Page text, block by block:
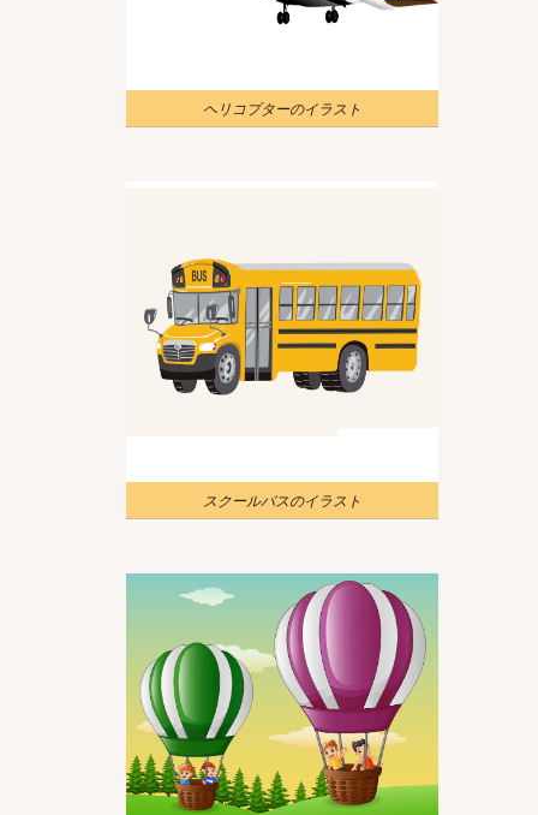
ヘリコプターのイラスト
スクールバスのイラスト